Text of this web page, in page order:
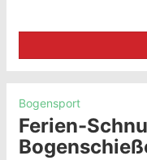
Bogensport
Ferien-